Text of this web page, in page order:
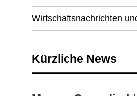
Wirtschaftsnachrichten
Kürzliche News